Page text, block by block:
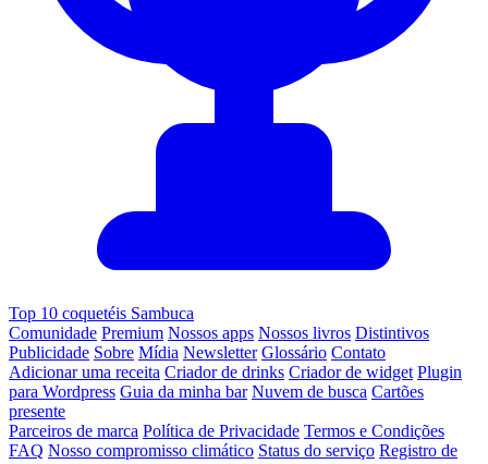
Top 10 coquetéis Sambuca
Comunidade Premium Nossos apps Nossos livros Distintivos
Publicidade Sobre Mídia Newsletter Glossário Contato
Adicionar uma receita Criador de drinks Criador de widget Plugin
para Wordpress Guia da minha bar Nuvem de busca Cartões
presente
Parceiros de marca Política de Privacidade Termos e Condições
FAQ Nosso compromisso climático Status do serviço Registro de